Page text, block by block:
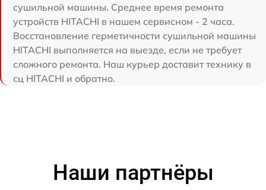
сушильной машины. Среднее время ремонта
устройств HITACHI в нашем сервисном - 2 часа.
Восстановление герметичности сушильной машины
HITACHI выполняется на выезде, если не требует
сложного ремонта. Наш курьер доставит технику в
сц HITACHI и обратно.
Наши партнёры